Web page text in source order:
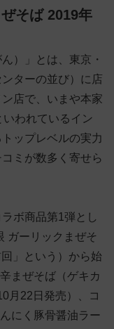
そば 2019年
）」とは、東京・
ターの並び）に店
店で、いまや本家
われているイン
ップレベルの実力
ミが数多く寄せら
ボ商品第1弾とし
ガーリックまぜそ
」という）から始
まぜそば（ゲキカ
月22日発売）、コ
にく豚骨醤油ラー